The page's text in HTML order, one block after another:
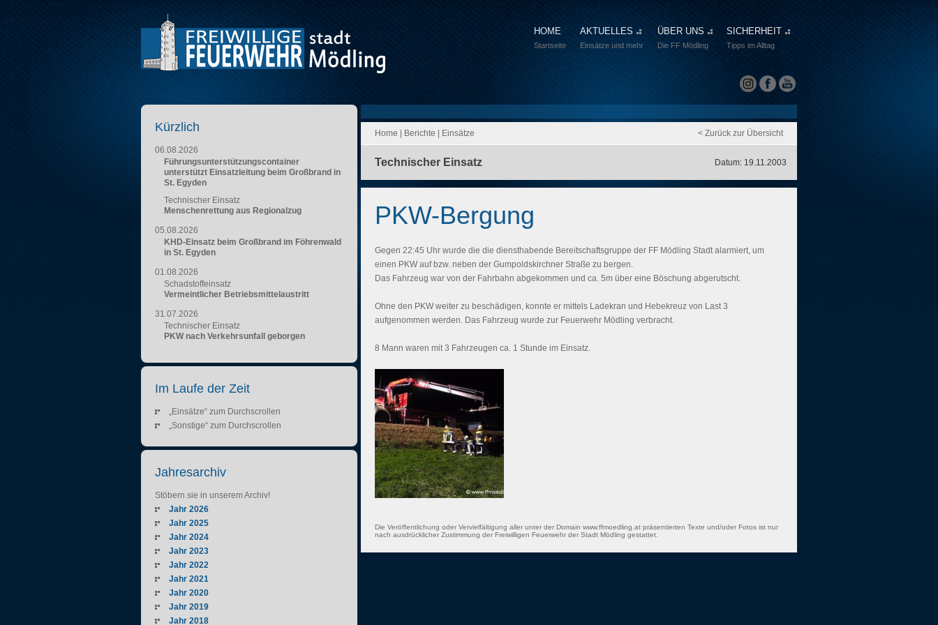
HOME
Startseite
AKTUELLES
Einsätze und mehr
ÜBER UNS
Die FF Mödling
SICHERHEIT
Tipps im Alltag
Home Berichte Einsätze < Zurück zur Übersicht
Technischer Einsatz Datum: 19.11.2003
PKW-Bergung
Gegen 22:45 Uhr wurde die die diensthabende Bereitschaftsgruppe der FF Mödling Stadt alarmiert, um
einen PKW auf bzw. neben der Gumpoldskirchner Straße zu bergen.
Das Fahrzeug war von der Fahrbahn abgekommen und ca. 5m über eine Böschung abgerutscht.
Ohne den PKW weiter zu beschädigen, konnte er mittels Ladekran und Hebekreuz von Last 3
aufgenommen werden. Das Fahrzeug wurde zur Feuerwehr Mödling verbracht.
8 Mann waren mit 3 Fahrzeugen ca. 1 Stunde im Einsatz.
Die Veröffentlichung oder Vervielfältigung aller unter der Domain www.ffmoedling.at präsentierten Texte und/oder Fotos ist nur
nach ausdrücklicher Zustimmung der Freiwilligen Feuerwehr der Stadt Mödling gestattet.
Kürzlich
06.08.2026
Führungsunterstützungscontainer
unterstützt Einsatzleitung beim Großbrand in
St. Egyden
Technischer Einsatz
Menschenrettung aus Regionalzug
05.08.2026
KHD-Einsatz beim Großbrand im Föhrenwald
in St. Egyden
01.08.2026
Schadstoffeinsatz
Vermeintlicher Betriebsmittelaustritt
31.07.2026
Technischer Einsatz
PKW nach Verkehrsunfall geborgen
Im Laufe der Zeit
„Einsätze“ zum Durchscrollen
„Sonstige“ zum Durchscrollen
Jahresarchiv
Stöbern sie in unserem Archiv!
Jahr 2026
Jahr 2025
Jahr 2024
Jahr 2023
Jahr 2022
Jahr 2021
Jahr 2020
Jahr 2019
Jahr 2018